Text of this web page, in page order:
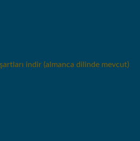
indir (almanca dilinde mevcut)